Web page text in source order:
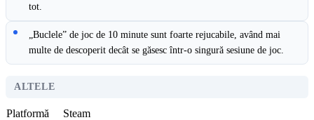
tot.
„Buclele” de joc de 10 minute sunt foarte rejucabile, având mai
multe de descoperit decât se găsesc într-o singură sesiune de joc.
ALTELE
Platformă
Steam